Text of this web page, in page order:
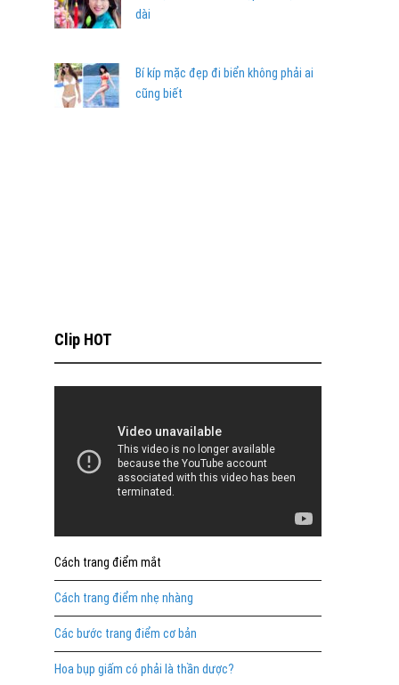
dài
Bí kíp mặc đẹp đi biển không phải ai
cũng biết
Clip HOT
Cách trang điểm mắt
Cách trang điểm nhẹ nhàng
Các bước trang điểm cơ bản
Hoa bụp giấm có phải là thần dược?